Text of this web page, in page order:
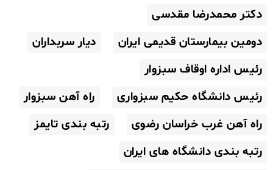
دکتر محمدرضا مقدسی
دومین بیمارستان قدیمی ایران
دیار سربداران
رئیس اداره اوقاف سبزوار
رئیس دانشگاه حکیم سبزواری
راه آهن سبزوار
راه آهن غرب خراسان رضوی
رتبه بندی تایمز
رتبه بندی دانشگاه های ایران